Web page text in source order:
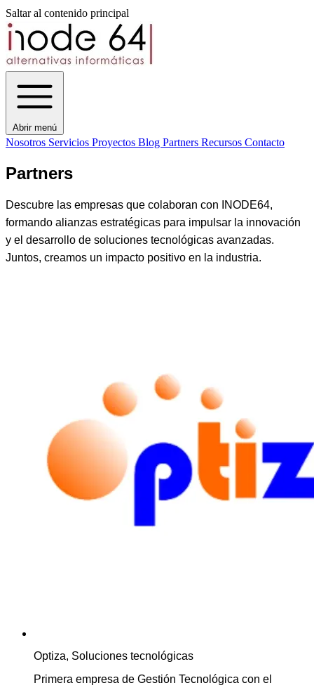
Saltar al contenido principal
Abrir menú
Nosotros Servicios Proyectos Blog Partners Recursos Contacto
Partners
Descubre las empresas que colaboran con INODE64,
formando alianzas estratégicas para impulsar la innovación
y el desarrollo de soluciones tecnológicas avanzadas.
Juntos, creamos un impacto positivo en la industria.
Optiza, Soluciones tecnológicas
Primera empresa de Gestión Tecnológica con el